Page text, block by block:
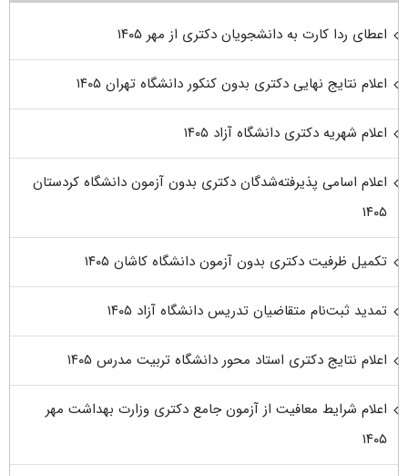
اعطای ردا کارت به دانشجویان دکتری از مهر ۱۴۰۵
اعلام نتایج نهایی دکتری بدون کنکور دانشگاه تهران ۱۴۰۵
اعلام شهریه دکتری دانشگاه آزاد ۱۴۰۵
اعلام اسامی پذیرفته‌شدگان دکتری بدون آزمون دانشگاه کردستان
۱۴۰۵
تکمیل ظرفیت دکتری بدون آزمون دانشگاه کاشان ۱۴۰۵
تمدید ثبت‌نام متقاضیان تدریس دانشگاه آزاد ۱۴۰۵
اعلام نتایج دکتری استاد محور دانشگاه تربیت مدرس ۱۴۰۵
اعلام شرایط معافیت از آزمون جامع دکتری وزارت بهداشت مهر
۱۴۰۵